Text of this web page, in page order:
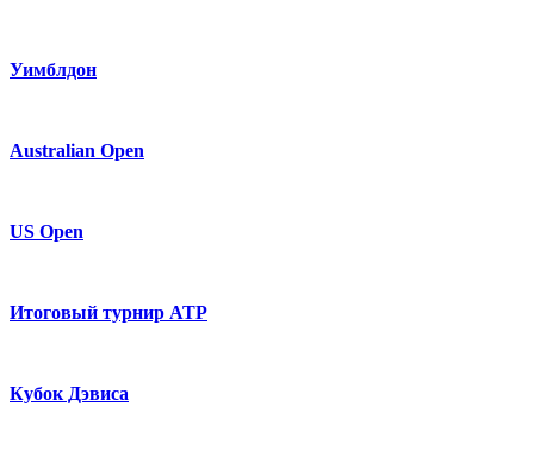
Уимблдон
Australian Open
US Open
Итоговый турнир ATP
Кубок Дэвиса